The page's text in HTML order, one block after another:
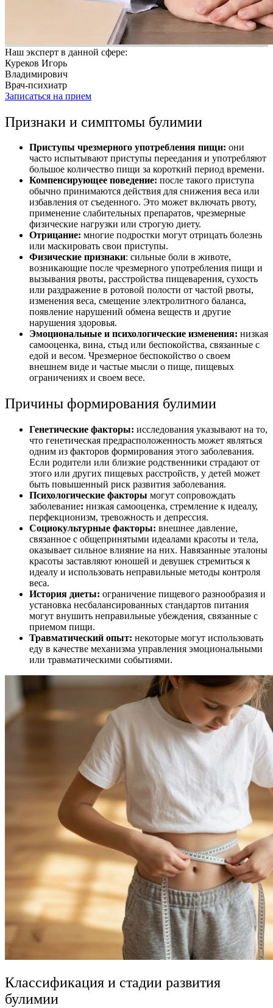
Наш эксперт в данной сфере:
Куреков Игорь
Владимирович
Врач-психиатр
Записаться на прием
Признаки и симптомы булимии
Приступы чрезмерного употребления пищи: они
часто испытывают приступы переедания и употребляют
большое количество пищи за короткий период времени.
Компенсирующее поведение: после такого приступа
обычно принимаются действия для снижения веса или
избавления от съеденного. Это может включать рвоту,
применение слабительных препаратов, чрезмерные
физические нагрузки или строгую диету.
Отрицание: многие подростки могут отрицать болезнь
или маскировать свои приступы.
Физические признаки: сильные боли в животе,
возникающие после чрезмерного употребления пищи и
вызывания рвоты, расстройства пищеварения, сухость
или раздражение в ротовой полости от частой рвоты,
изменения веса, смещение электролитного баланса,
появление нарушений обмена веществ и другие
нарушения здоровья.
Эмоциональные и психологические изменения: низкая
самооценка, вина, стыд или беспокойства, связанные с
едой и весом. Чрезмерное беспокойство о своем
внешнем виде и частые мысли о пище, пищевых
ограничениях и своем весе.
Причины формирования булимии
Генетические факторы: исследования указывают на то,
что генетическая предрасположенность может являться
одним из факторов формирования этого заболевания.
Если родители или близкие родственники страдают от
этого или других пищевых расстройств, у детей может
быть повышенный риск развития заболевания.
Психологические факторы могут сопровождать
заболевание: низкая самооценка, стремление к идеалу,
перфекционизм, тревожность и депрессия.
Социокультурные факторы: внешнее давление,
связанное с общепринятыми идеалами красоты и тела,
оказывает сильное влияние на них. Навязанные эталоны
красоты заставляют юношей и девушек стремиться к
идеалу и использовать неправильные методы контроля
веса.
История диеты: ограничение пищевого разнообразия и
установка несбалансированных стандартов питания
могут внушить неправильные убеждения, связанные с
приемом пищи.
Травматический опыт: некоторые могут использовать
еду в качестве механизма управления эмоциональными
или травматическими событиями.
Классификация и стадии развития
булимии